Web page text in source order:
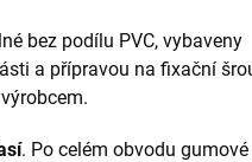
bez podílu PVC, vybaveny
a přípravou na fixační
. Po celém obvodu